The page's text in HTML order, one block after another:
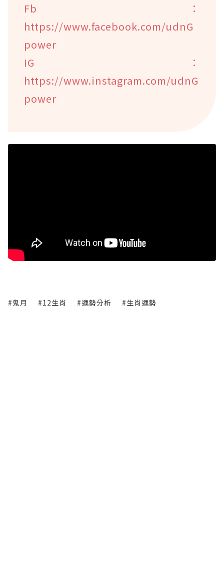
Fb：
https://www.facebook.com/udnG
power
IG：
https://www.instagram.com/udnG
power
#鬼月 #12生肖 #運勢分析 #生肖運勢